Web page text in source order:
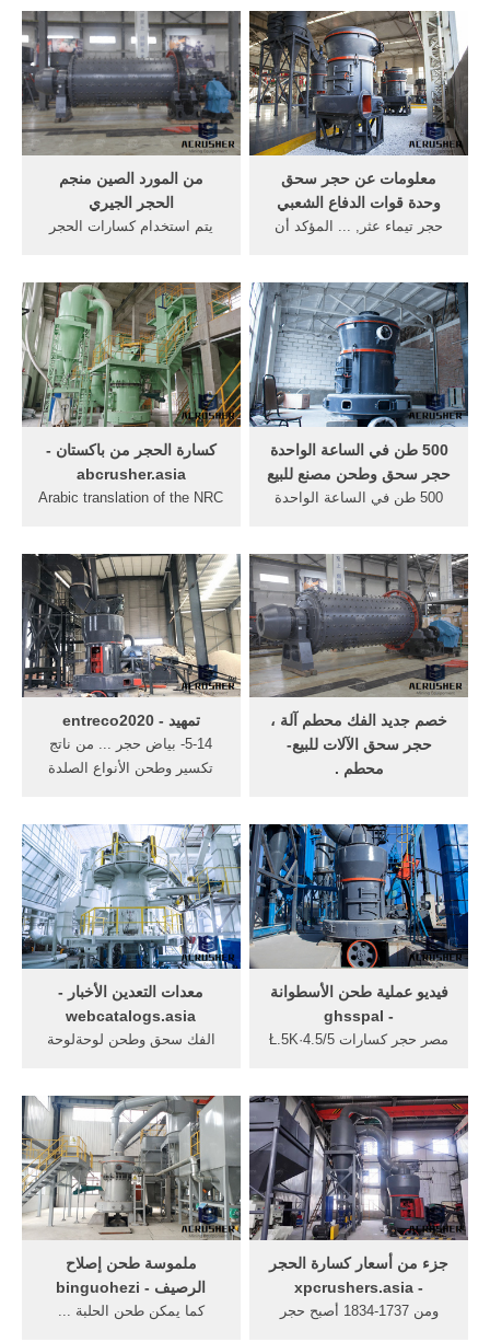
العمل forcess في طحن حجر
...
من المورد الصين منجم
الحجر الجيري
يتم استخدام كسارات الحجر
كسارات موقع التعدين من ...
معلومات عن حجر سحق
وحدة قوات الدفاع الشعبي
حجر تيماء عثر, ... المؤكد أن
وحدة عسكرية .
كسارة الحجر من باكستان -
abcrusher.asia
Arabic translation of the NRC
cornerstone حجر الزاوية 5 6 0
#ilovemylife #احب_حياتي 5 6
0 embody جسد ...
500 طن في الساعة الواحدة
حجر سحق وطحن مصنع للبيع
500 طن في الساعة الواحدة
الأسطوانة ...
تمهيد - entreco2020
5-14- بياض حجر ... من ناتج
تكسير وطحن الأنواع الصلدة
خصم جديد الفك محطم آلة ،
حجر سحق الآلات للبيع-
محطم .
كسارة ... حجر سحق الآلات ...
معدات التعدين الأخبار -
webcatalogs.asia
الفك سحق وطحن لوحةلوحة
الحلبة ستون ...
فيديو عملية طحن الأسطوانة
- ghsspal
مصر حجر كسارات 4.5/5·Ł.5K
الأسطوانة ... الزاوية في ...
ملموسة طحن إصلاح
الرصيف - binguohezi
كما يمكن طحن الحلبة ...
جزء من أسعار كسارة الحجر
- xpcrushers.asia
ومن 1737-1834 أصبح حجر